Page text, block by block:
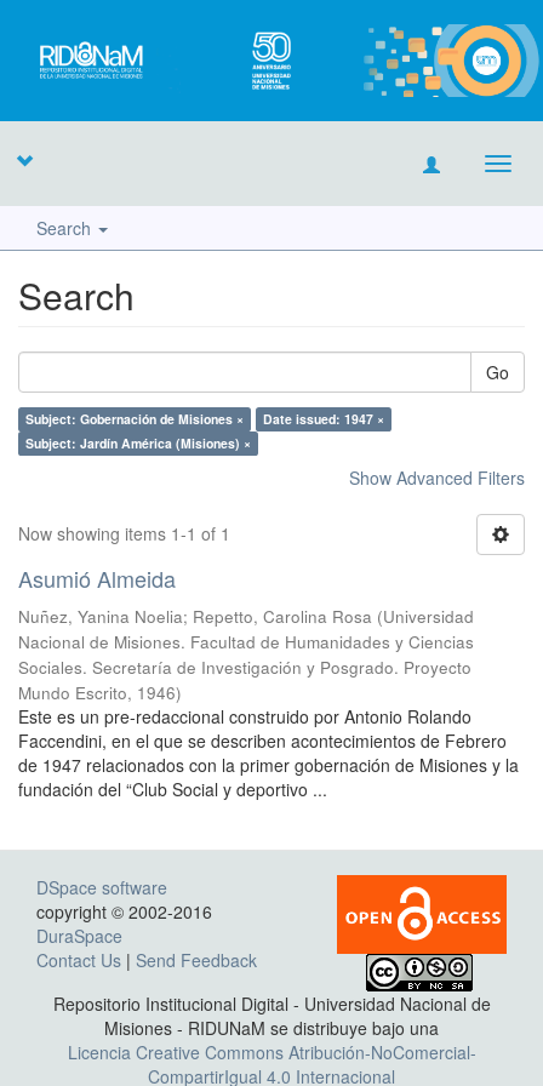
Search
Search
Go
Subject: Gobernación de Misiones ×
Date issued: 1947 ×
Subject: Jardín América (Misiones) ×
Show Advanced Filters
Now showing items 1-1 of 1
Asumió Almeida
Nuñez, Yanina Noelia; Repetto, Carolina Rosa (Universidad
Nacional de Misiones. Facultad de Humanidades y Ciencias
Sociales. Secretaría de Investigación y Posgrado. Proyecto
Mundo Escrito, 1946)
Este es un pre-redaccional construido por Antonio Rolando
Faccendini, en el que se describen acontecimientos de Febrero
de 1947 relacionados con la primer gobernación de Misiones y la
fundación del “Club Social y deportivo ...
DSpace software
copyright © 2002-2016
DuraSpace
Contact Us | Send Feedback
Repositorio Institucional Digital - Universidad Nacional de
Misiones - RIDUNaM se distribuye bajo una
Licencia Creative Commons Atribución-NoComercial-
CompartirIgual 4.0 Internacional